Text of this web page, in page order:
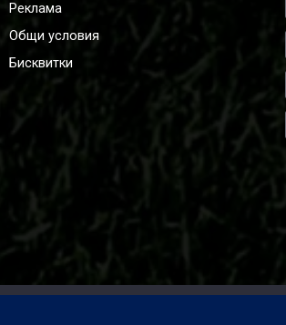
Реклама
Общи условия
Бисквитки